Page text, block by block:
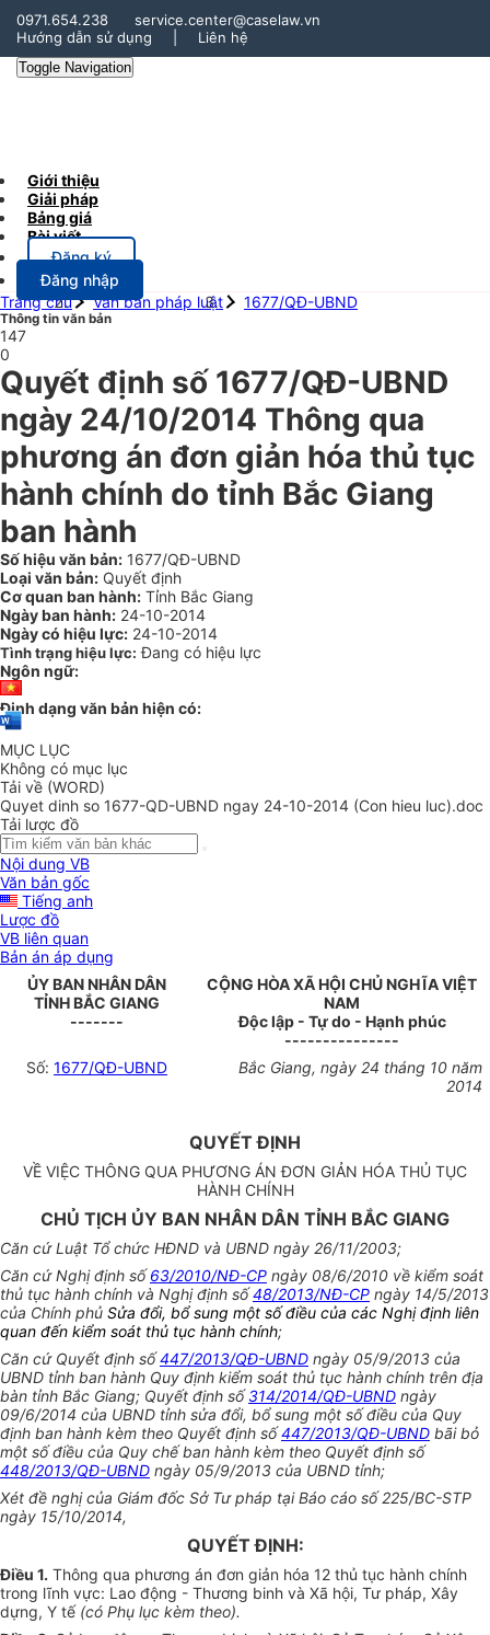
0971.654.238
service.center@caselaw.vn
Hướng dẫn sử dụng
Liên hệ
Toggle Navigation
Giới thiệu
Giải pháp
Bảng giá
Bài viết
Đăng ký
Đăng nhập
Trang chủ
Văn bản pháp luật 1677/QĐ-UBND
Thông tin văn bản
147
0
Quyết định số 1677/QĐ-UBND
ngày 24/10/2014 Thông qua
phương án đơn giản hóa thủ tục
hành chính do tỉnh Bắc Giang
ban hành
Số hiệu văn bản: 1677/QĐ-UBND
Loại văn bản: Quyết định
Cơ quan ban hành: Tỉnh Bắc Giang
Ngày ban hành: 24-10-2014
Ngày có hiệu lực: 24-10-2014
Tình trạng hiệu lực: Đang có hiệu lực
Ngôn ngữ:
Định dạng văn bản hiện có:
MỤC LỤC
Không có mục lục
Tải về (WORD)
Quyet dinh so 1677-QD-UBND ngay 24-10-2014 (Con hieu luc).doc
Tải lược đồ
Nội dung VB
Văn bản gốc
Tiếng anh
Lược đồ
VB liên quan
Bản án áp dụng
ỦY BAN NHÂN DÂN
TỈNH BẮC GIANG
-------
CỘNG HÒA XÃ HỘI CHỦ NGHĨA VIỆT
NAM
Độc lập - Tự do - Hạnh phúc
---------------
Số: 1677/QĐ-UBND
Bắc Giang, ngày 24 tháng 10 năm
2014
QUYẾT ĐỊNH
VỀ VIỆC THÔNG QUA PHƯƠNG ÁN ĐƠN GIẢN HÓA THỦ TỤC
HÀNH CHÍNH
CHỦ TỊCH ỦY BAN NHÂN DÂN TỈNH BẮC GIANG
Căn cứ Luật Tổ chức HĐND và UBND ngày 26/11/2003;
Căn cứ Nghị định số63/2010/NĐ-CP ngày 08/6/2010 về kiểm soát
thủ tục hành chính và Nghị định số48/2013/NĐ-CP ngày 14/5/2013
của Chính phủ Sửa đổi, bổ sung một số điều của các Nghị định liên
quan đến kiểm soát thủ tục hành chính;
Căn cứ Quyết định số447/2013/QĐ-UBND ngày 05/9/2013 của
UBND tỉnh ban hành Quy định kiểm soát thủ tục hành chính trên địa
bàn tỉnh Bắc Giang; Quyết định số314/2014/QĐ-UBND ngày
09/6/2014 của UBND tỉnh sửa đổi, bổ sung một số điều của Quy
định ban hành kèm theo Quyết định số447/2013/QĐ-UBND bãi bỏ
một số điều của Quy chế ban hành kèm theo Quyết định số
448/2013/QĐ-UBND ngày 05/9/2013 của UBND tỉnh;
Xét đề nghị của Giám đốc Sở Tư pháp tại Báo cáo số 225/BC-STP
ngày 15/10/2014,
QUYẾT ĐỊNH:
Điều 1. Thông qua phương án đơn giản hóa 12 thủ tục hành chính
trong lĩnh vực: Lao động - Thương binh và Xã hội, Tư pháp, Xây
dựng, Y tế (có Phụ lục kèm theo).